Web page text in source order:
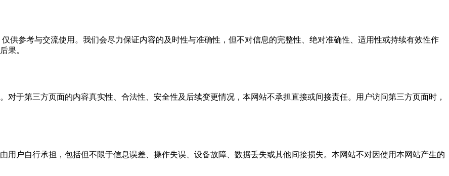
供参考与交流使用。我们会尽力保证内容的及时性与准确性，但不对信息的完整性、绝对准确性、适用性或持续有效性作
果。
于第三方页面的内容真实性、合法性、安全性及后续变更情况，本网站不承担直接或间接责任。用户访问第三方页面时，
用户自行承担，包括但不限于信息误差、操作失误、设备故障、数据丢失或其他间接损失。本网站不对因使用本网站产生的